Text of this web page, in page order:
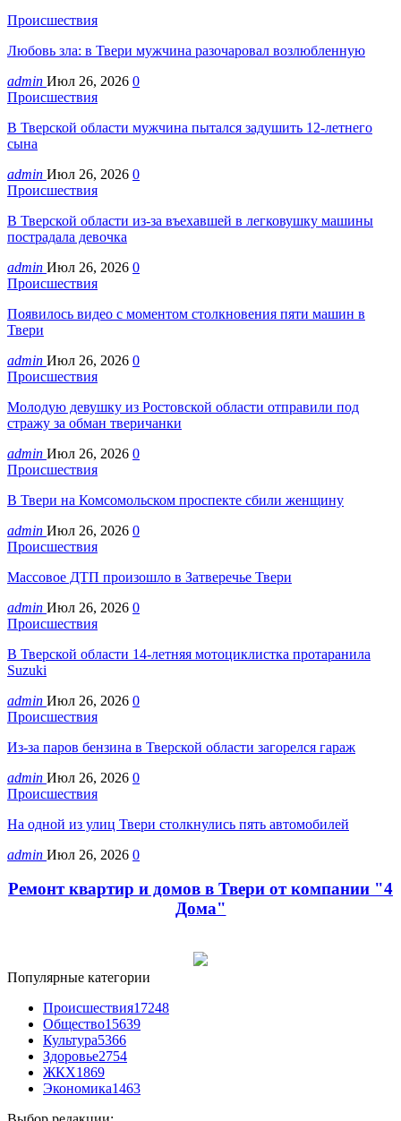
Происшествия
Любовь зла: в Твери мужчина разочаровал возлюбленную
admin Июл 26, 2026 0
Происшествия
В Тверской области мужчина пытался задушить 12-летнего
сына
admin Июл 26, 2026 0
Происшествия
В Тверской области из-за въехавшей в легковушку машины
пострадала девочка
admin Июл 26, 2026 0
Происшествия
Появилось видео с моментом столкновения пяти машин в
Твери
admin Июл 26, 2026 0
Происшествия
Молодую девушку из Ростовской области отправили под
стражу за обман тверичанки
admin Июл 26, 2026 0
Происшествия
В Твери на Комсомольском проспекте сбили женщину
admin Июл 26, 2026 0
Происшествия
Массовое ДТП произошло в Затверечье Твери
admin Июл 26, 2026 0
Происшествия
В Тверской области 14-летняя мотоциклистка протаранила
Suzuki
admin Июл 26, 2026 0
Происшествия
Из-за паров бензина в Тверской области загорелся гараж
admin Июл 26, 2026 0
Происшествия
На одной из улиц Твери столкнулись пять автомобилей
admin Июл 26, 2026 0
Ремонт квартир и домов в Твери от компании "4
Дома"
Популярные категории
Происшествия17248
Общество15639
Культура5366
Здоровье2754
ЖКХ1869
Экономика1463